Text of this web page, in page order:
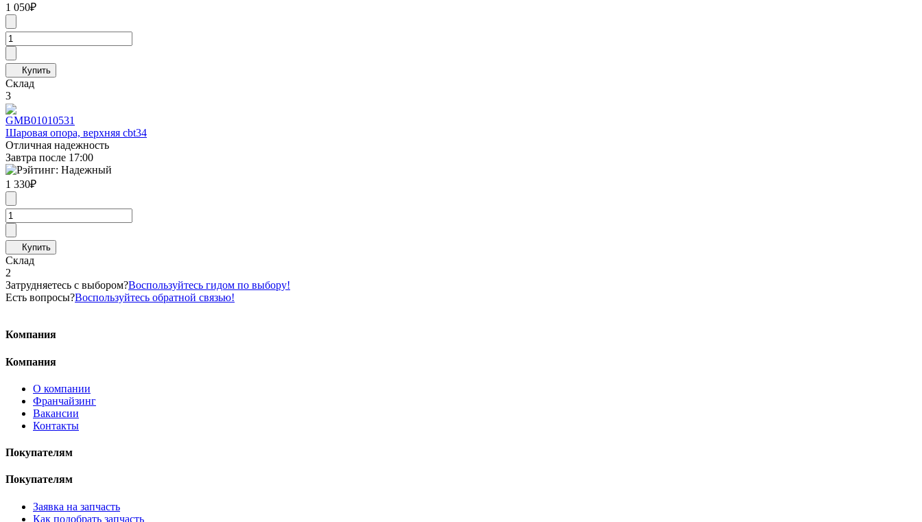
1 050₽
Склад
3
GMB01010531
Шаровая опора, верхняя cbt34
Отличная надежность
Завтра после 17:00
1 330₽
Склад
2
Затрудняетесь с выбором?Воспользуйтесь гидом по выбору!
Есть вопросы?Воспользуйтесь обратной связью!
Компания
Компания
О компании
Франчайзинг
Вакансии
Контакты
Покупателям
Покупателям
Заявка на запчасть
Как подобрать запчасть